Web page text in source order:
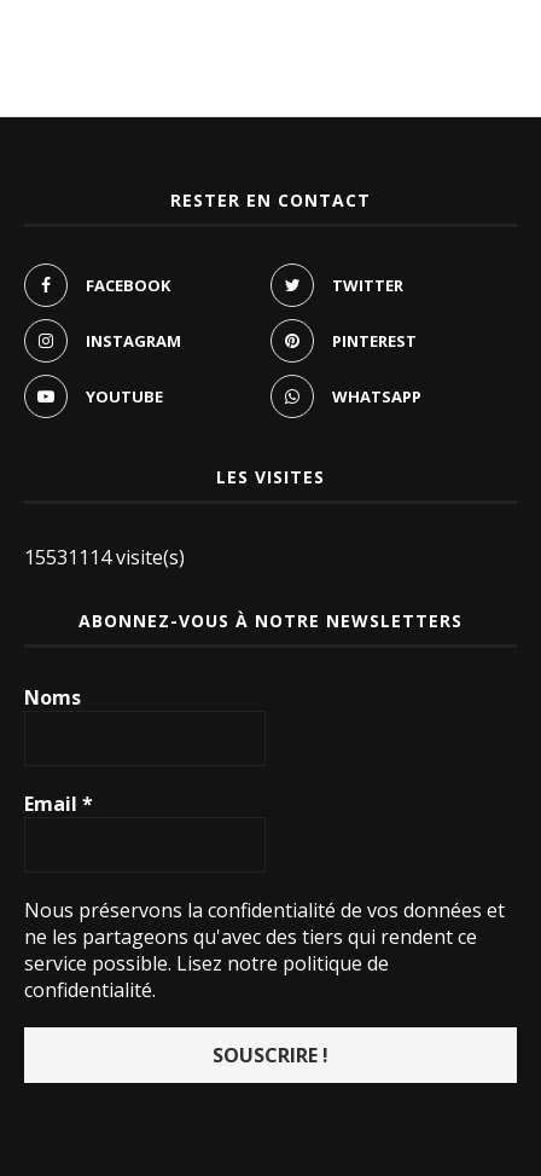
RESTER EN CONTACT
FACEBOOK TWITTER
INSTAGRAM PINTEREST
YOUTUBE WHATSAPP
LES VISITES
15531114 visite(s)
ABONNEZ-VOUS À NOTRE NEWSLETTERS
Noms
Email *
Nous préservons la confidentialité de vos données et
ne les partageons qu'avec des tiers qui rendent ce
service possible. Lisez notre politique de
confidentialité.